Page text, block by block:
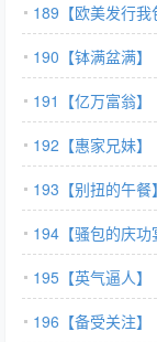
189【欧美发行我
190【钵满盆满】
191【亿万富翁】
192【惠家兄妹】
193【别扭的午餐】
194【骚包的庆功
195【英气逼人】
196【备受关注】